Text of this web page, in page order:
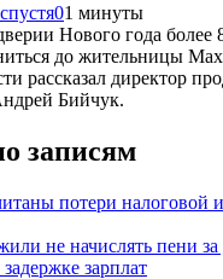
01 минуты
Нового года более
до жительницы
рассказал директор
Бийчук.
записям
потери налоговой
не начислять пени за
зарплат